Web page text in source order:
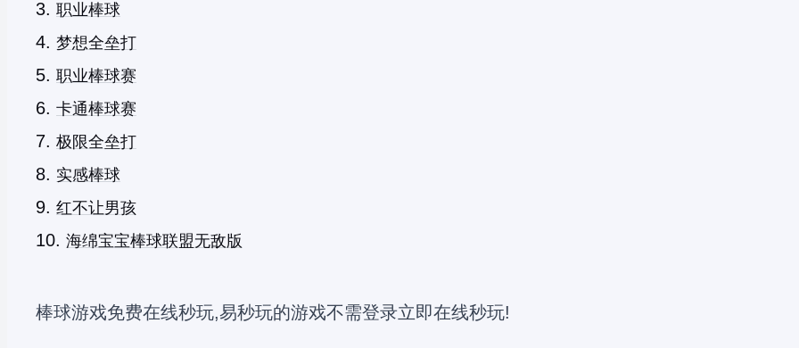
职业棒球
梦想全垒打
职业棒球赛
卡通棒球赛
极限全垒打
实感棒球
红不让男孩
海绵宝宝棒球联盟无敌版
棒球游戏免费在线秒玩,易秒玩的游戏不需登录立即在线秒玩!